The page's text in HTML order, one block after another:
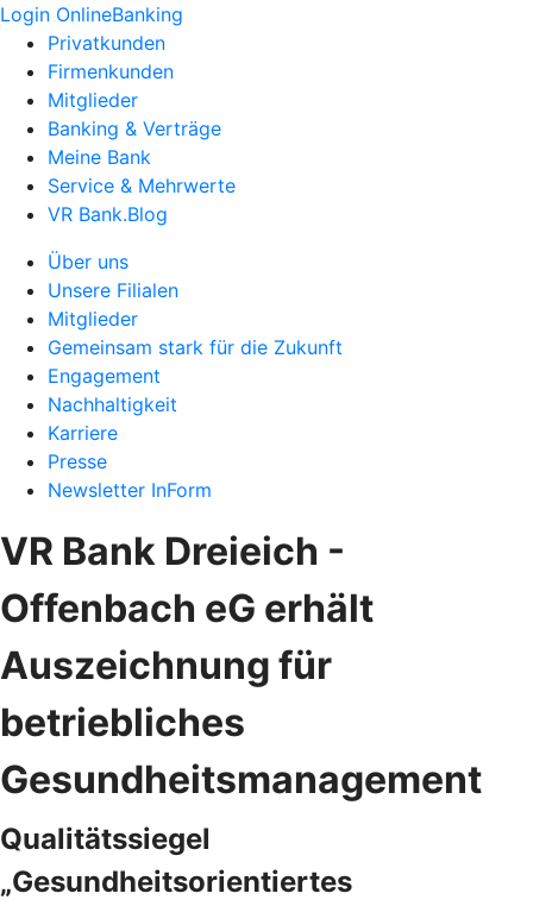
Login OnlineBanking
Privatkunden
Firmenkunden
Mitglieder
Banking & Verträge
Meine Bank
Service & Mehrwerte
VR Bank.Blog
Über uns
Unsere Filialen
Mitglieder
Gemeinsam stark für die Zukunft
Engagement
Nachhaltigkeit
Karriere
Presse
Newsletter InForm
VR Bank Dreieich -
Offenbach eG erhält
Auszeichnung für
betriebliches
Gesundheitsmanagement
Qualitätssiegel
„Gesundheitsorientiertes